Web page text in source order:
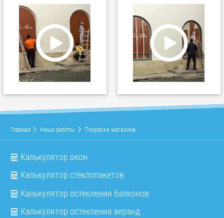
Главная Наши работы Покраска магазина
Калькулятор окон
Калькулятор стеклопакетов
Калькулятор остекления балконов
Калькулятор остекления веранд